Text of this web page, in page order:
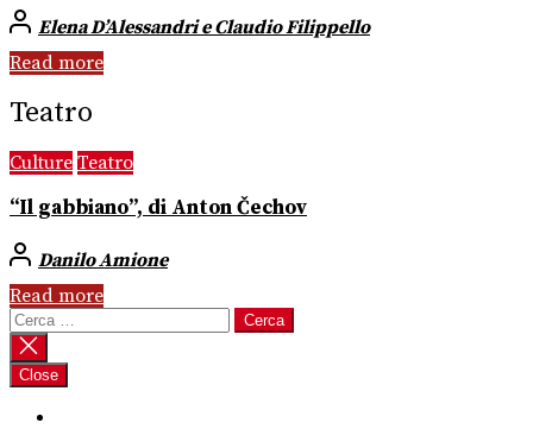
Elena D’Alessandri e Claudio Filippello
Read more
Teatro
Culture Teatro
“Il gabbiano”, di Anton Čechov
Danilo Amione
Read more
Ricerca
per:
Close